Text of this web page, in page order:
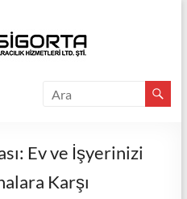
Ev ve İşyerinizi
Karşı